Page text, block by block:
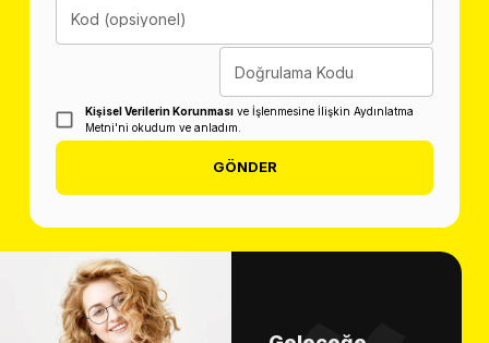
Kod (opsiyonel)
Doğrulama Kodu
Kişisel Verilerin Korunması ve İşlenmesine İlişkin Aydınlatma
Metni'ni okudum ve anladım.
GÖNDER